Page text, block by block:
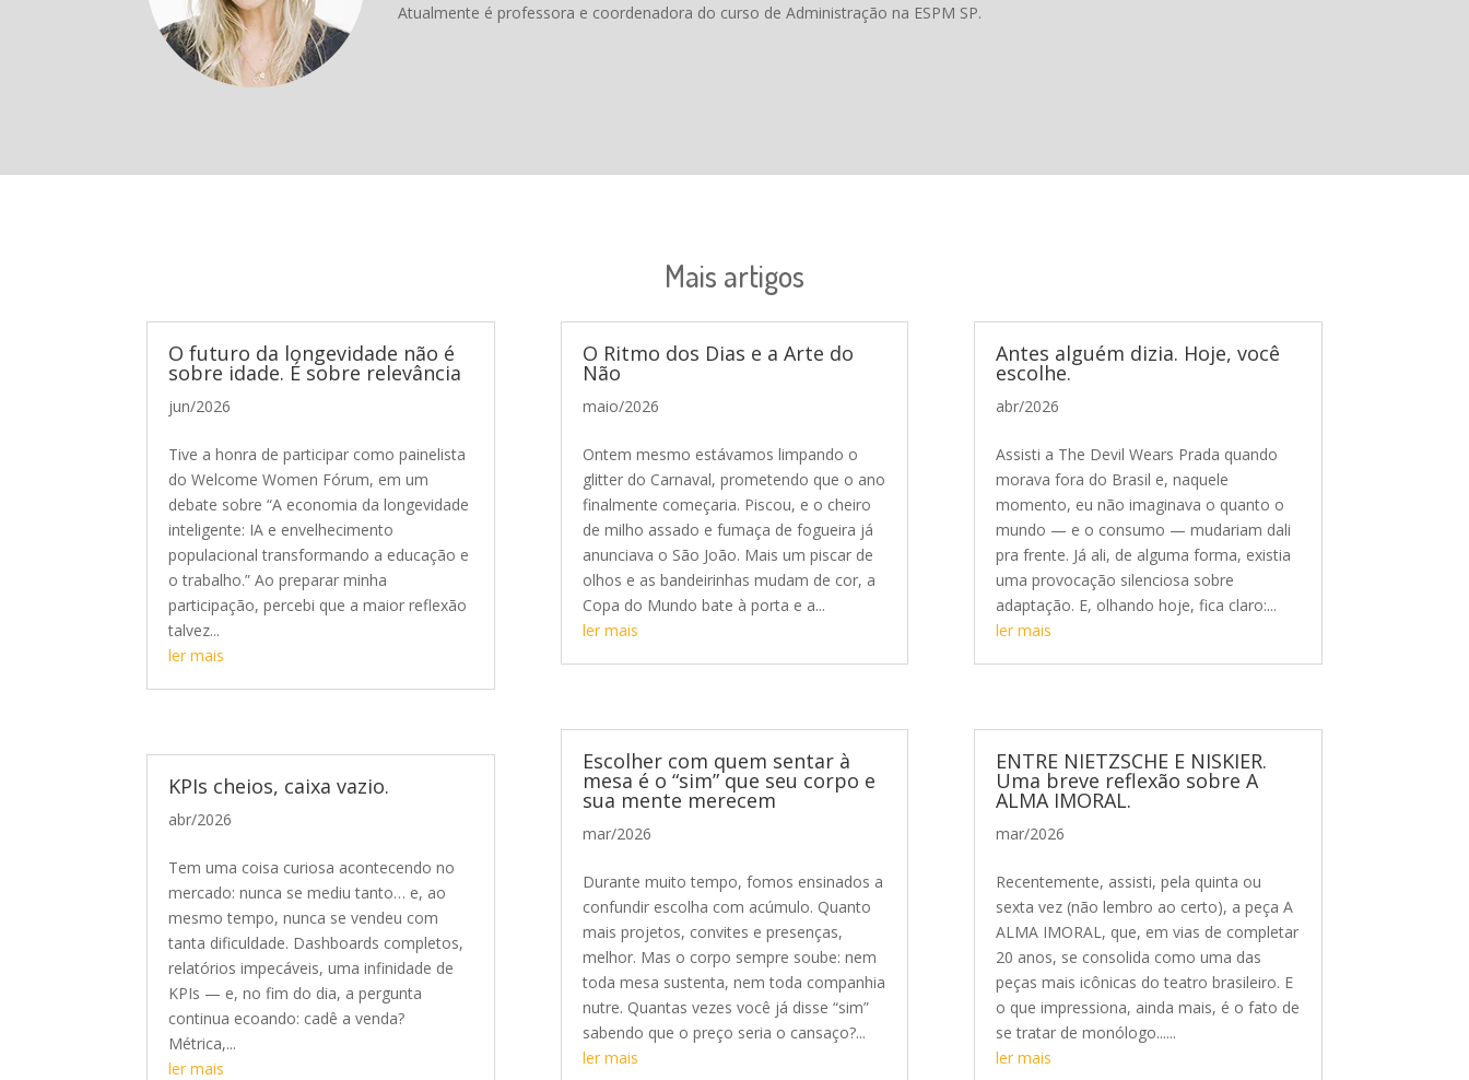
Atualmente é professora e coordenadora do curso de Administração na ESPM SP.
Mais artigos
O futuro da longevidade não é
sobre idade. É sobre relevância
jun/2026
Tive a honra de participar como painelista
do Welcome Women Fórum, em um
debate sobre “A economia da longevidade
inteligente: IA e envelhecimento
populacional transformando a educação e
o trabalho.” Ao preparar minha
participação, percebi que a maior reflexão
talvez...
ler mais
KPIs cheios, caixa vazio.
abr/2026
Tem uma coisa curiosa acontecendo no
mercado: nunca se mediu tanto… e, ao
mesmo tempo, nunca se vendeu com
tanta dificuldade. Dashboards completos,
relatórios impecáveis, uma infinidade de
KPIs — e, no fim do dia, a pergunta
continua ecoando: cadê a venda?
Métrica,...
ler mais
O Ritmo dos Dias e a Arte do
Não
maio/2026
Ontem mesmo estávamos limpando o
glitter do Carnaval, prometendo que o ano
finalmente começaria. Piscou, e o cheiro
de milho assado e fumaça de fogueira já
anunciava o São João. Mais um piscar de
olhos e as bandeirinhas mudam de cor, a
Copa do Mundo bate à porta e a...
ler mais
Escolher com quem sentar à
mesa é o “sim” que seu corpo e
sua mente merecem
mar/2026
Durante muito tempo, fomos ensinados a
confundir escolha com acúmulo. Quanto
mais projetos, convites e presenças,
melhor. Mas o corpo sempre soube: nem
toda mesa sustenta, nem toda companhia
nutre. Quantas vezes você já disse “sim”
sabendo que o preço seria o cansaço?...
ler mais
Antes alguém dizia. Hoje, você
escolhe.
abr/2026
Assisti a The Devil Wears Prada quando
morava fora do Brasil e, naquele
momento, eu não imaginava o quanto o
mundo — e o consumo — mudariam dali
pra frente. Já ali, de alguma forma, existia
uma provocação silenciosa sobre
adaptação. E, olhando hoje, fica claro:...
ler mais
ENTRE NIETZSCHE E NISKIER.
Uma breve reflexão sobre A
ALMA IMORAL.
mar/2026
Recentemente, assisti, pela quinta ou
sexta vez (não lembro ao certo), a peça A
ALMA IMORAL, que, em vias de completar
20 anos, se consolida como uma das
peças mais icônicas do teatro brasileiro. E
o que impressiona, ainda mais, é o fato de
se tratar de monólogo......
ler mais